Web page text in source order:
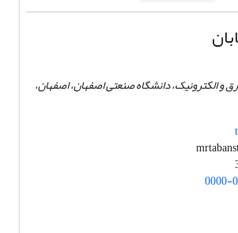
و الکترونیک، دانشگاه صنعتی اصفهان، اصفهان،
0000-